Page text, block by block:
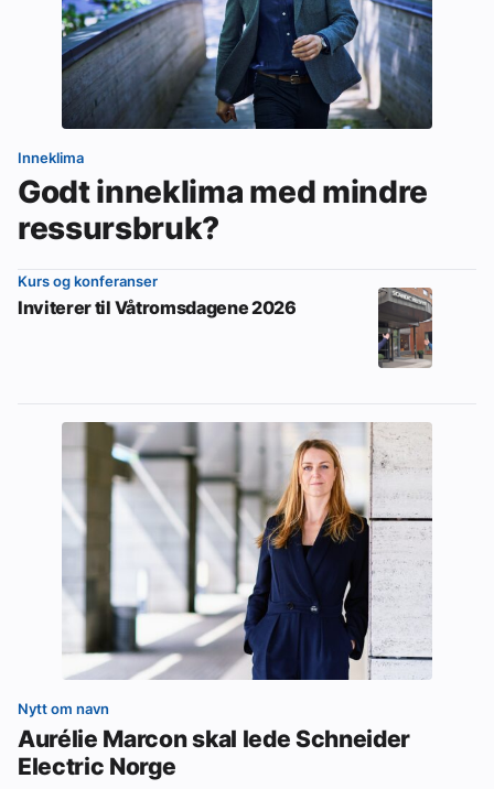
Inneklima
Godt inneklima med mindre
ressursbruk?
Kurs og konferanser
Inviterer til Våtromsdagene 2026
Nytt om navn
Aurélie Marcon skal lede Schneider
Electric Norge